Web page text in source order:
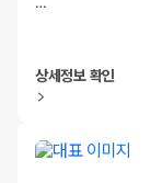
상세정보 확인